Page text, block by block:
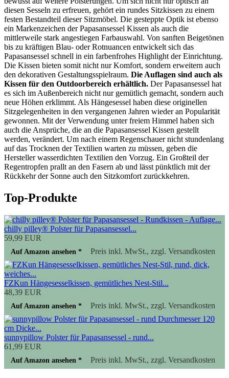
diesen Sesseln zu erfreuen, gehört ein rundes Sitzkissen zu einem
festen Bestandteil dieser Sitzmöbel. Die gesteppte Optik ist ebenso
ein Markenzeichen der Papasansessel Kissen als auch die
mittlerweile stark angestiegen Farbauswahl. Von sanften Beigetönen
bis zu kräftigen Blau- oder Rotnuancen entwickelt sich das
Papasansessel schnell in ein farbenfrohes Highlight der Einrichtung.
Die Kissen bieten somit nicht nur Komfort, sondern erweitern auch
den dekorativen Gestaltungsspielraum. Die Auflagen sind auch als
Kissen für den Outdoorbereich erhältlich. Der Papasansessel hat
es sich im Außenbereich nicht nur gemütlich gemacht, sondern auch
neue Höhen erklimmt. Als Hängesessel haben diese originellen
Sitzgelegenheiten in den vergangenen Jahren wieder an Popularität
gewonnen. Mit der Verwendung unter freiem Himmel haben sich
auch die Ansprüche, die an die Papasansessel Kissen gestellt
werden, verändert. Um nach einem Regenschauer nicht stundenlang
auf das Trocknen der Textilien warten zu müssen, geben die
Hersteller wasserdichten Textilien den Vorzug. Ein Großteil der
Regentropfen prallt an den Fasern ab und lässt pünktlich mit der
Rückkehr der Sonne auch den Sitzkomfort zurückkehren.
Top-Produkte
chilly pilley® Polster für Papasansessel...
59,99 EUR
Auf Amazon ansehen * Preis inkl. MwSt., zzgl. Versandkosten
FZKun Hängesesselkissen, gemütliches Nest-Stil...
48,39 EUR
Auf Amazon ansehen * Preis inkl. MwSt., zzgl. Versandkosten
sunnypillow Polster für Papasansessel - rund...
61,99 EUR
Auf Amazon ansehen * Preis inkl. MwSt., zzgl. Versandkosten